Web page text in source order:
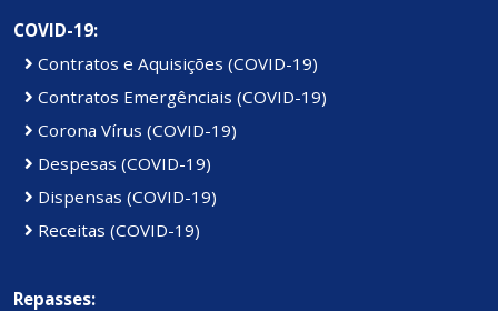
COVID-19:
Contratos e Aquisições (COVID-19)
Contratos Emergênciais (COVID-19)
Corona Vírus (COVID-19)
Despesas (COVID-19)
Dispensas (COVID-19)
Receitas (COVID-19)
Repasses: